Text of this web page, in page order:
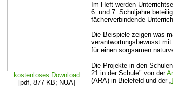
kostenloses Download
[pdf, 877 KB; NUA]
Im Heft werden
6. und 7. Schuljahre
fächerverbindende
Die Beispiele zeigen was
verantwortungsbewusst
für einen sorgsamen
Die Projekte in den
21 in der Schule" von der
(ARA) in Bielefeld und der „